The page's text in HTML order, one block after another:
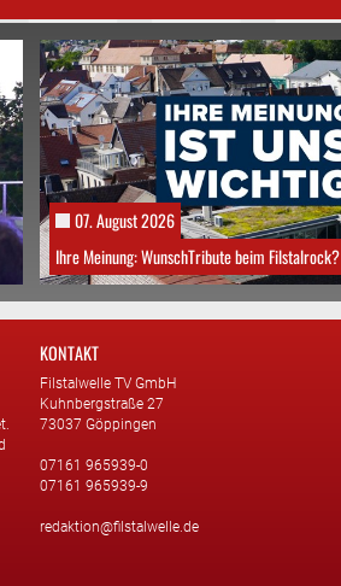
07. August 2026
Ihre Meinung: WunschTribute beim Filstalrock?
KONTAKT
Filstalwelle TV GmbH
Kuhnbergstraße 27
73037 Göppingen
07161 965939-0
07161 965939-9
redaktion@filstalwelle.de